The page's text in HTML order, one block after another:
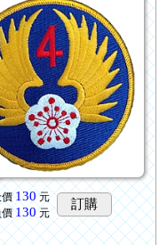
價 130元
價 130元
訂購